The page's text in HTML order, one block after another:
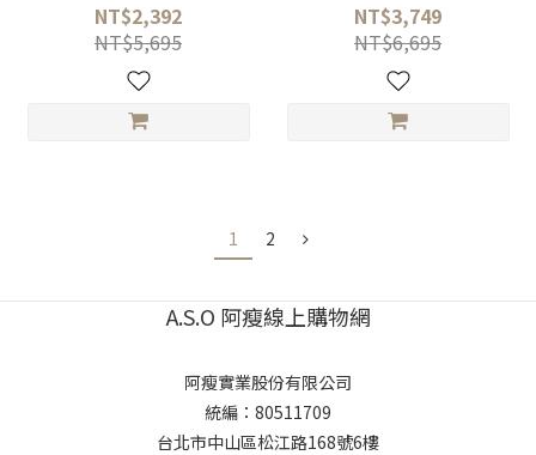
NT$2,392
NT$5,695
NT$3,749
NT$6,695
1 2
A.S.O 阿瘦線上購物網
阿瘦實業股份有限公司
統編：80511709
台北市中山區松江路168號6樓